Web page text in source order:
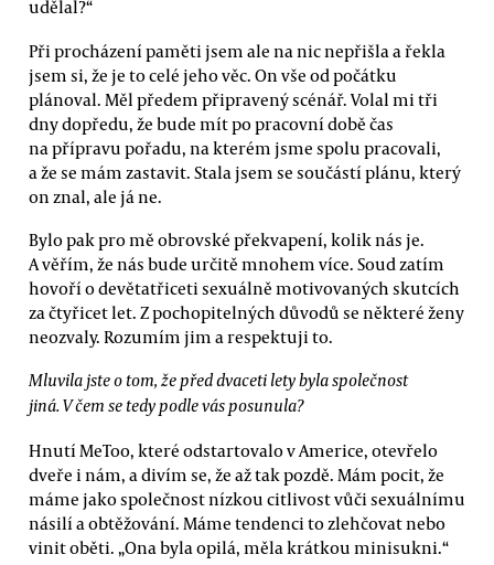
udělal?“
Při procházení paměti jsem ale na nic nepřišla a řekla
jsem si, že je to celé jeho věc. On vše od počátku
plánoval. Měl předem připravený scénář. Volal mi tři
dny dopředu, že bude mít po pracovní době čas
na přípravu pořadu, na kterém jsme spolu pracovali,
a že se mám zastavit. Stala jsem se součástí plánu, který
on znal, ale já ne.
Bylo pak pro mě obrovské překvapení, kolik nás je.
A věřím, že nás bude určitě mnohem více. Soud zatím
hovoří o devětatřiceti sexuálně motivovaných skutcích
za čtyřicet let. Z pochopitelných důvodů se některé ženy
neozvaly. Rozumím jim a respektuji to.
Mluvila jste o tom, že před dvaceti lety byla společnost
jiná. V čem se tedy podle vás posunula?
Hnutí MeToo, které odstartovalo v Americe, otevřelo
dveře i nám, a divím se, že až tak pozdě. Mám pocit, že
máme jako společnost nízkou citlivost vůči sexuálnímu
násilí a obtěžování. Máme tendenci to zlehčovat nebo
vinit oběti. „Ona byla opilá, měla krátkou minisukni.“